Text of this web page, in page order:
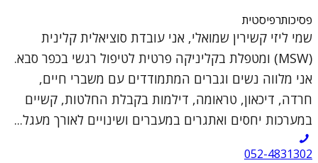
פסיכותרפיסטית
שמי ליזי קשירין שמואלי, אני עובדת סוציאלית קלינית
(MSW) ומטפלת בקליניקה פרטית לטיפול רגשי בכפר סבא.
אני מלווה נשים וגברים המתמודדים עם משברי חיים,
חרדה, דיכאון, טראומה, דילמות בקבלת החלטות, קשיים
במערכות יחסים ואתגרים במעברים ושינויים לאורך מעגל...
052-4831302